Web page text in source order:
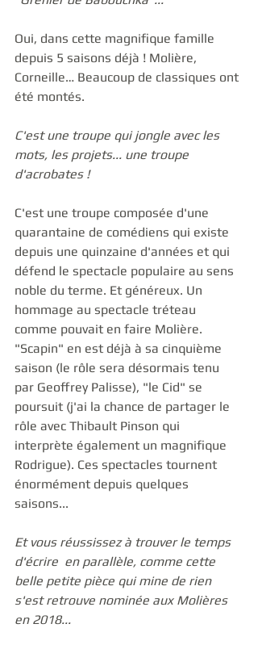
Oui, dans cette magnifique famille
depuis 5 saisons déjà ! Molière,
Corneille… Beaucoup de classiques ont
été montés.
C'est une troupe qui jongle avec les
mots, les projets... une troupe
d'acrobates !
C'est une troupe composée d'une
quarantaine de comédiens qui existe
depuis une quinzaine d'années et qui
défend le spectacle populaire au sens
noble du terme. Et généreux. Un
hommage au spectacle tréteau
comme pouvait en faire Molière.
"Scapin" en est déjà à sa cinquième
saison (le rôle sera désormais tenu
par Geoffrey Palisse), "le Cid" se
poursuit (j'ai la chance de partager le
rôle avec Thibault Pinson qui
interprète également un magnifique
Rodrigue). Ces spectacles tournent
énormément depuis quelques
saisons...
Et vous réussissez à trouver le temps
d'écrire  en parallèle, comme cette
belle petite pièce qui mine de rien
s'est retrouve nominée aux Molières
en 2018...